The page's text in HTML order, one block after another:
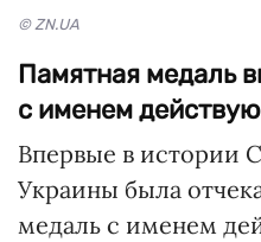
© ZN.UA
Памятная медаль
с именем
Впервые в истории
Украины была
медаль с именем